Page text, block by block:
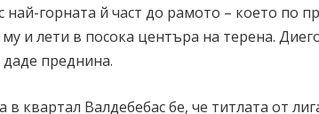
горната й част до рамото – което по
и лети в посока центъра на терена.
преднина.
квартал Валдебебас бе, че титлата от